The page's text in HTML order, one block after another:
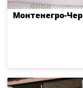
Монтенегро-